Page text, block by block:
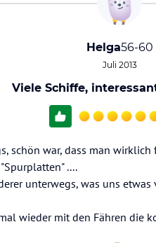
Helga56-60
Juli 2013
Viele Schiffe,
schön war, dass man
....
unterwegs, was uns
wieder mit den Fähren die